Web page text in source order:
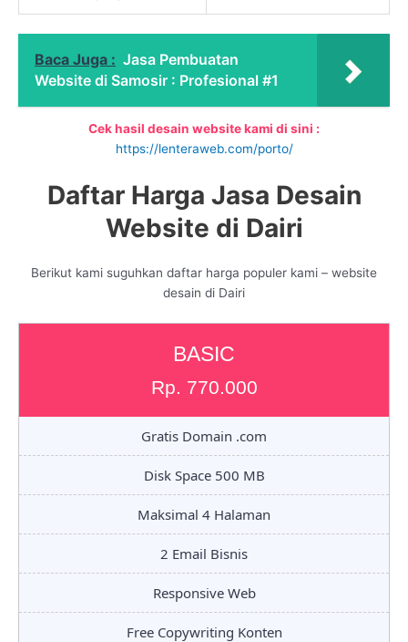
Baca Juga : Jasa Pembuatan
Website di Samosir : Profesional #1
Cek hasil desain website kami di sini :
https://lenteraweb.com/porto/
Daftar Harga Jasa Desain
Website di Dairi
Berikut kami suguhkan daftar harga populer kami – website
desain di Dairi
BASIC
Rp. 770.000
Gratis Domain .com
Disk Space 500 MB
Maksimal 4 Halaman
2 Email Bisnis
Responsive Web
Free Copywriting Konten